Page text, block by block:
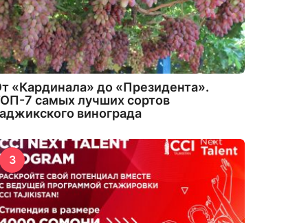
«Кардинала» до «Президента».
7 самых лучших сортов
винограда
3